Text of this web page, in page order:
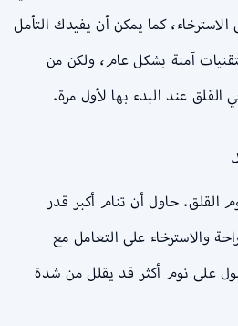
كما يمكن أن يفيدك التأمل
آمنة بشكل عام، ولكن من
عند البدء بها لأول مرة.
القلق. حاول أن تنام أكبر قدر
والاسترخاء على التعامل مع
على نوم أكثر قد يقلل من شدة